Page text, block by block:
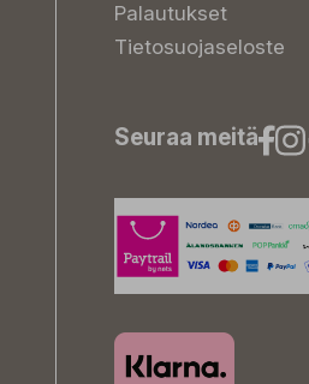
Palautukset
Tietosuojaseloste
Seuraa meitä